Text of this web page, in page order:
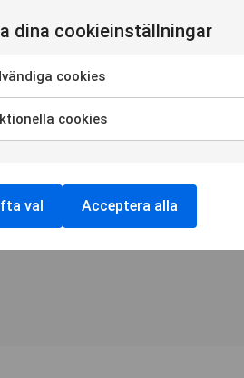
Adress
info@smiling.se
dina cookieinställningar
cookies
cookies
val Acceptera alla